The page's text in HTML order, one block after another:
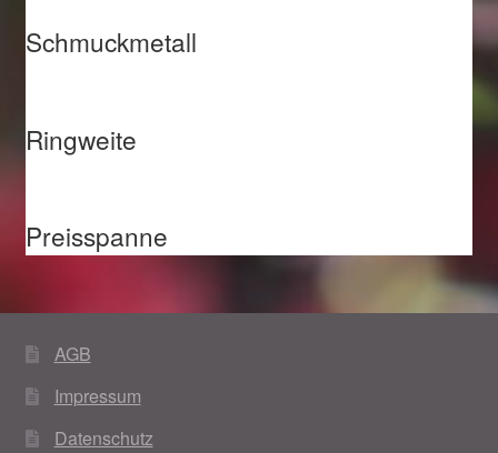
Schmuckmetall
Ringweite
Preisspanne
AGB
Impressum
Datenschutz